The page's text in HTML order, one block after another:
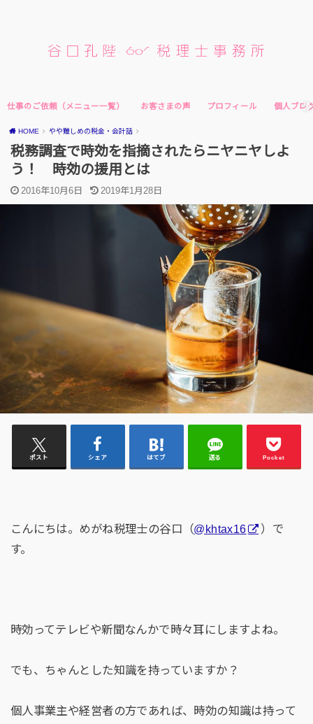
仕事のご依頼（メニュー一覧） お客さまの声 プロフィール 個人ブロ
HOME やや難しめの税金・会計話
税務調査で時効を指摘されたらニヤニヤしよ
う！ 時効の援用とは
2016年10月6日 2019年1月28日
ポスト シェア はてブ 送る Pocket
こんにちは。めがね税理士の谷口（@khtax16
）で
す。
時効ってテレビや新聞なんかで時々耳にしますよね。
でも、ちゃんとした知識を持っていますか？
個人事業主や経営者の方であれば、時効の知識は持って